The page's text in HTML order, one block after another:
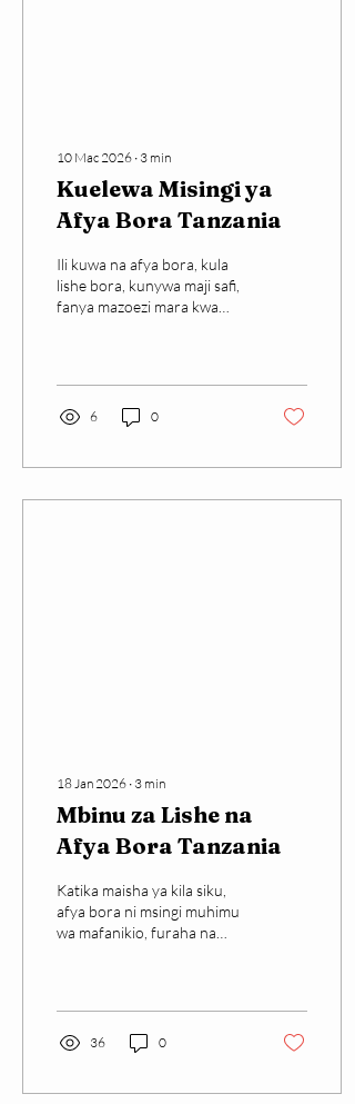
10 Mac 2026 ∙ 3 min
Kuelewa Misingi ya
Afya Bora Tanzania
Ili kuwa na afya bora, kula
lishe bora, kunywa maji safi,
fanya mazoezi mara kwa
6 0
18 Jan 2026 ∙ 3 min
Mbinu za Lishe na
Afya Bora Tanzania
Katika maisha ya kila siku,
afya bora ni msingi muhimu
wa mafanikio, furaha na
kazi kwa ufanisi, kutimiza
malengo ya maisha au
kufurahia maisha kikamilifu.
36 0